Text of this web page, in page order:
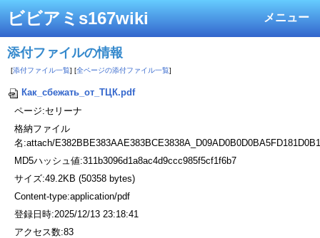
メニュー
ビビアミs167wiki
添付ファイルの情報
[添付ファイル一覧] [全ページの添付ファイル一覧]
Как_сбежать_от_ТЦК.pdf
ページ:セリーナ
格納ファイル
名:attach/
MD5ハッシュ値:311b3096d1a8ac4d9ccc985f5cf1f6b7
サイズ:49.2KB (50358 bytes)
Content-type:application/pdf
登録日時:2025/12/13 23:18:41
アクセス数:83